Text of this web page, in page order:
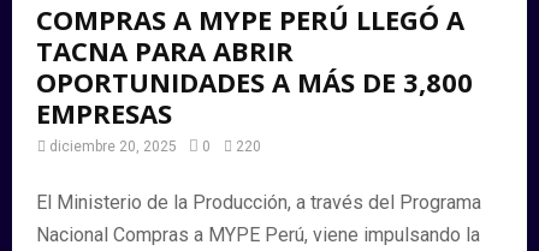
COMPRAS A MYPE PERÚ LLEGÓ A
TACNA PARA ABRIR
OPORTUNIDADES A MÁS DE 3,800
EMPRESAS
diciembre 20, 2025 0 220
El Ministerio de la Producción, a través del Programa
Nacional Compras a MYPE Perú, viene impulsando la